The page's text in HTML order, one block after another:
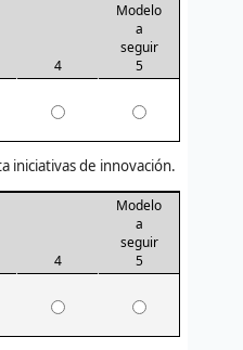
4
Modelo
a
seguir
5
iniciativas de innovación.
4
Modelo
a
seguir
5